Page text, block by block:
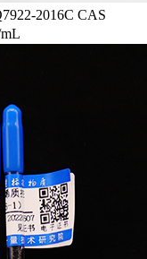
2016C CAS